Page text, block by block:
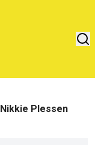
Nikkie Plessen